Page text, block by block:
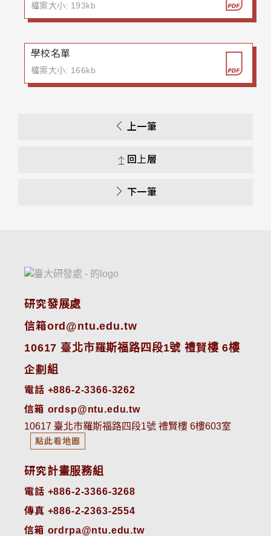
檔案大小: 193kb
學校名單
檔案大小: 166kb
上一筆
回上層
下一筆
研究發展處
信箱ord@ntu.edu.tw
10617 臺北市羅斯福路四段1號 禮賢樓 6樓
企劃組
電話 +886-2-3366-3262
信箱 ordsp@ntu.edu.tw
10617 臺北市羅斯福路四段1號 禮賢樓 6樓603室
點此看地圖
研究計畫服務組
電話 +886-2-3366-3268
傳真 +886-2-2363-2554
信箱 ordrpa@ntu.edu.tw